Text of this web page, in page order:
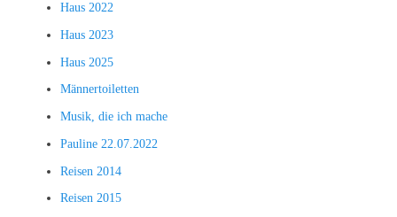
Haus 2022
Haus 2023
Haus 2025
Männertoiletten
Musik, die ich mache
Pauline 22.07.2022
Reisen 2014
Reisen 2015